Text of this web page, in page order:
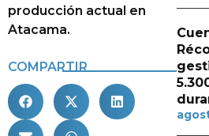
producción actual en
Atacama.
COMPARTIR